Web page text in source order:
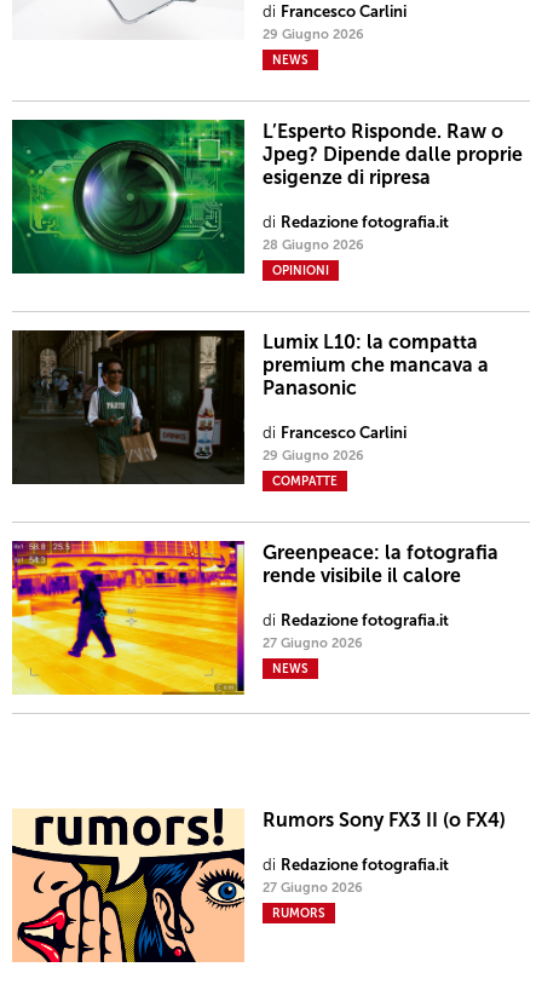
di Francesco Carlini
29 Giugno 2026
NEWS
L’Esperto Risponde. Raw o
Jpeg? Dipende dalle proprie
esigenze di ripresa
di Redazione fotografia.it
28 Giugno 2026
OPINIONI
Lumix L10: la compatta
premium che mancava a
Panasonic
di Francesco Carlini
29 Giugno 2026
COMPATTE
Greenpeace: la fotografia
rende visibile il calore
di Redazione fotografia.it
27 Giugno 2026
NEWS
Rumors Sony FX3 II (o FX4)
di Redazione fotografia.it
27 Giugno 2026
RUMORS